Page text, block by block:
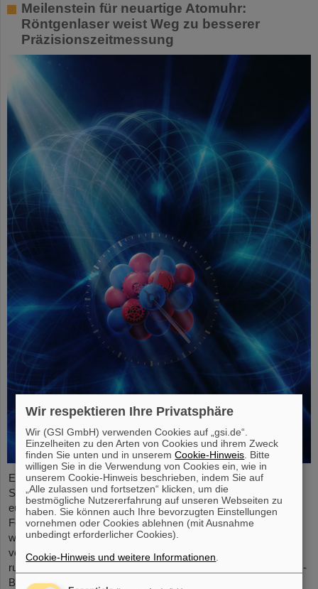
Meilenstein für neuartige Atomuhr:
Röntgenlaser weist Weg zu besserer
Präzisionszeitmessung
Einem internationalen Forschungsteam ist ein entscheidender
Schritt zu einer neuen Generation von Atomuhren gelungen. Am
europäischen Röntgenlaser European XFEL haben die
Forschenden auf Basis des Elements Scandium einen
wesentlich exakteren Taktgeber erzeugt, der eine Genauigkeit
von einer Sekunde in 300 Milliarden Jahren ermöglicht – das ist
rund tausendmal präziser als die Standard-Atomuhr auf Cäsium-
Basis. Das Team, zu dem auch Wissenschaftler*innen des
Wir respektieren Ihre Privatsphäre
Wir (GSI GmbH) verwenden Cookies auf „gsi.de“.
Einzelheiten zu den Arten von Cookies und ihrem Zweck
finden Sie unten und in unseremCookie-Hinweis . Bitte
willigen Sie in die Verwendung von Cookies ein, wie in
unserem Cookie-Hinweis beschrieben, indem Sie auf
„Alle zulassen und fortsetzen“ klicken, um die
bestmögliche Nutzererfahrung auf unseren Webseiten zu
haben. Sie können auch Ihre bevorzugten Einstellungen
vornehmen oder Cookies ablehnen (mit Ausnahme
unbedingt erforderlicher Cookies).
Cookie-Hinweis und weitere Informationen